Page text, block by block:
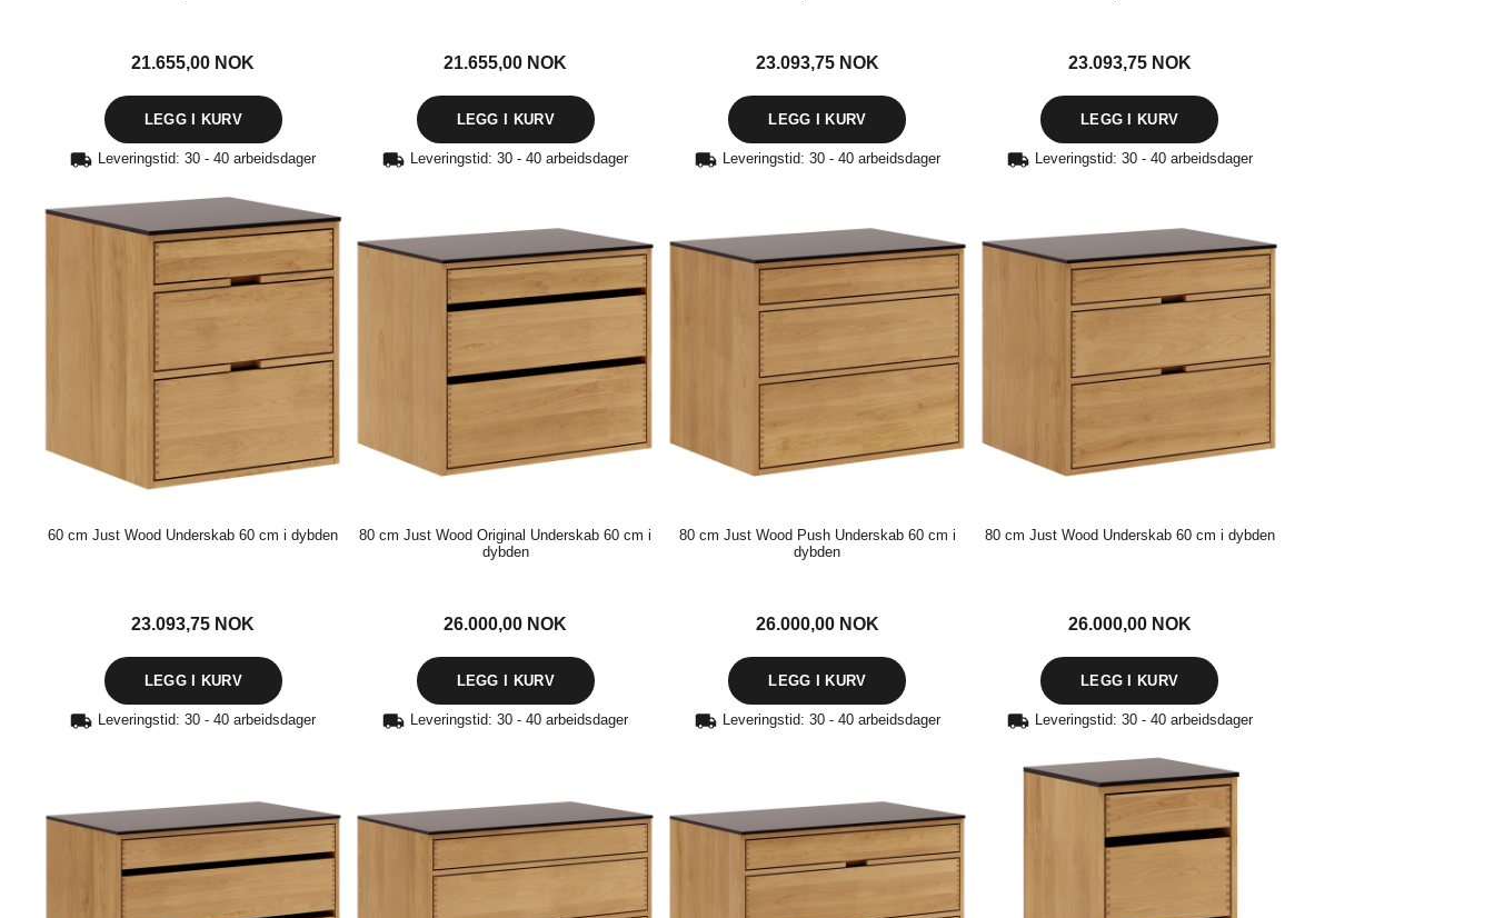
21.655,00 NOK 21.655,00 NOK 23.093,75 NOK 23.093,75 NOK
Leveringstid: 30 - 40 arbeidsdager
60 cm Just Wood Underskab 60 cm i dybden
23.093,75 NOK
Leveringstid: 30 - 40 arbeidsdager
80 cm Just Wood Original Underskab 60 cm i
dybden
26.000,00 NOK
Leveringstid: 30 - 40 arbeidsdager
80 cm Just Wood Push Underskab 60 cm i
dybden
26.000,00 NOK
Leveringstid: 30 - 40 arbeidsdager
80 cm Just Wood Underskab 60 cm i dybden
26.000,00 NOK
Leveringstid: 30 - 40 arbeidsdager Leveringstid: 30 - 40 arbeidsdager Leveringstid: 30 - 40 arbeidsdager Leveringstid: 30 - 40 arbeidsdager